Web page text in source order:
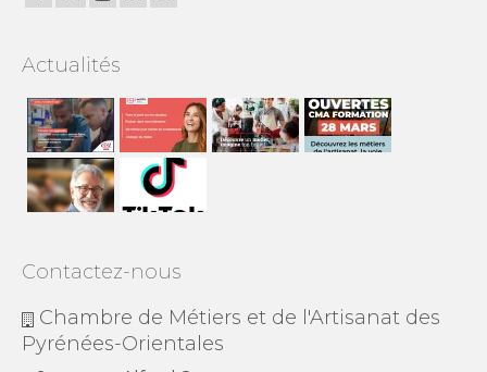
Actualités
Contactez-nous
Chambre de Métiers et de l'Artisanat des
Pyrénées-Orientales